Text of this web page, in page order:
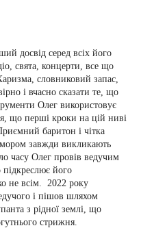
досвід серед всіх його
свята, концерти, все що
словниковий запас,
і вчасно сказати те, що
Олег використовує
що перші кроки на цій ниві
баритон і чітка
завжди викликають
часу Олег провів ведучим
його
не всім. 2022 року
і пішов шляхом
з рідної землі, що
стрижня.